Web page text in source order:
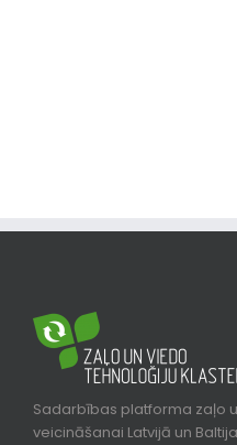
Sadarbības platforma zaļo
veicināšanai Latvijā un